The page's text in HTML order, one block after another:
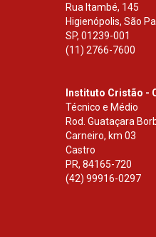
Rua Itambé, 145
Higienópolis, São
SP, 01239-001
(11) 2766-7600
Instituto Cristão -
Técnico e Médio
Rod. Guataçara
Carneiro, km 03
Castro
PR, 84165-720
(42) 99916-0297